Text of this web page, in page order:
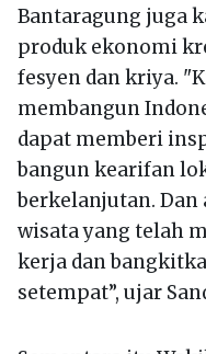
Bantaragung juga
produk ekonomi
fesyen dan kriya.
membangun
dapat memberi
bangun kearifan
berkelanjutan.
wisata yang telah
kerja dan
setempat”, ujar